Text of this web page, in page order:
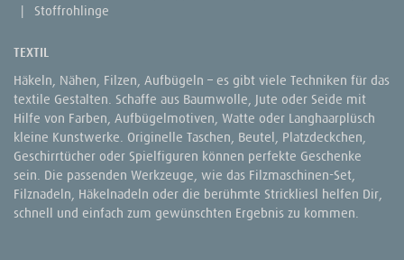
|
Stoffrohlinge
TEXTIL
Häkeln, Nähen, Filzen, Aufbügeln – es gibt viele Techniken für das
textile Gestalten. Schaffe aus Baumwolle, Jute oder Seide mit
Hilfe von Farben, Aufbügelmotiven, Watte oder Langhaarplüsch
kleine Kunstwerke. Originelle Taschen, Beutel, Platzdeckchen,
Geschirrtücher oder Spielfiguren können perfekte Geschenke
sein. Die passenden Werkzeuge, wie das Filzmaschinen-Set,
Filznadeln, Häkelnadeln oder die berühmte Strickliesl helfen Dir,
schnell und einfach zum gewünschten Ergebnis zu kommen.